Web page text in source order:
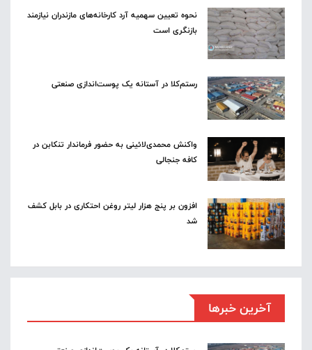
نحوه تعیین سهمیه آرد کارخانه‌های مازندران نیازمند
بازنگری است
رستم‌کلا در آستانه یک پوست‌اندازی صنعتی
واکنش محمدی‌لائینی به حضور فرماندار تنکابن در
کافه جنجالی
افزون بر پنج هزار لیتر روغن احتکاری در بابل کشف
شد
آخرین خبرها